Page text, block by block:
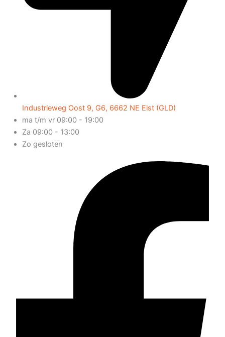
Industrieweg Oost 9, G6, 6662 NE Elst (GLD)
ma t/m vr 09:00 - 19:00
Za 09:00 - 13:00
Zo gesloten